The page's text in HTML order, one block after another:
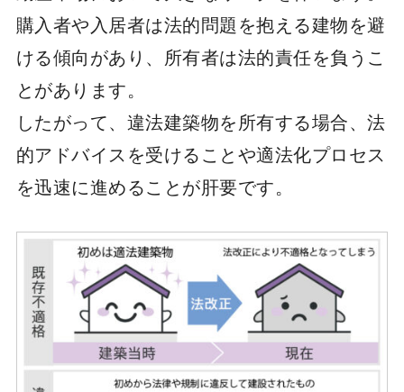
購入者や入居者は法的問題を抱える建物を避
ける傾向があり、所有者は法的責任を負うこ
とがあります。
したがって、違法建築物を所有する場合、法
的アドバイスを受けることや適法化プロセス
を迅速に進めることが肝要です。